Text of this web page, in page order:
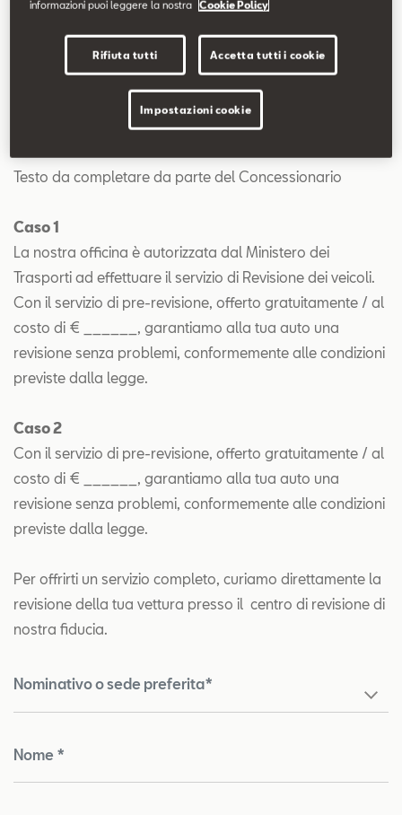
Testo da completare da parte del Concessionario
Caso 1
La nostra officina è autorizzata dal Ministero dei
Trasporti ad effettuare il servizio di Revisione dei veicoli.
Con il servizio di pre-revisione, offerto gratuitamente / al
costo di € ______, garantiamo alla tua auto una
revisione senza problemi, conformemente alle condizioni
previste dalla legge.
Caso 2
Con il servizio di pre-revisione, offerto gratuitamente / al
costo di € ______, garantiamo alla tua auto una
revisione senza problemi, conformemente alle condizioni
previste dalla legge.
Per offrirti un servizio completo, curiamo direttamente la
revisione della tua vettura presso il centro di revisione di
nostra fiducia.
Nominativo o sede preferita*
Nome *
informazioni puoi leggere la nostra
Cookie Policy
Rifiuta tutti Accetta tutti i cookie
Impostazioni cookie